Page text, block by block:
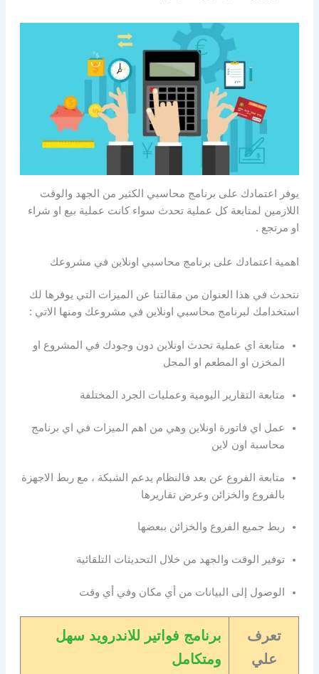
يوفر اعتمادك على برنامج محاسبي الكثير من الجهد والوقت
اللازمين لمتابعة كل عملية تحدث سواء كانت عملية بيع او شراء
او مرتجع .
اهمية اعتمادك على برنامج محاسبي اونلاين في مشروعك
نتحدث في هذا العنوان من مقالتنا عن الميزات التي يوفرها لك
استخدامك لبرنامج محاسبي اونلاين في مشروعك ومنها الاتي :
متابعة اي عملية تحدث اونلاين دون وجودك في المشروع او
المخزن او المطعم او المحل
متابعة التقارير اليومية وعمليات الجرد المختلفة
عمل اي فاتورة اونلاين وهي من اهم الميزات في اي برنامج
محاسبة اون لاين
متابعة الفروع عن بعد فالنظام يدعم الشبكة ، مع ربط الاجهزة
بالفروع والخزائن وعرض تقاريرها
ربط جميع الفروع والخزائن ببعضها
توفير الوقت والجهد من خلال التحديثات التلقائية
الوصول إلى البيانات من أي مكان وفي أي وقت
تعرف
علي
برنامج فواتير للاندرويد سهل
ومتكامل